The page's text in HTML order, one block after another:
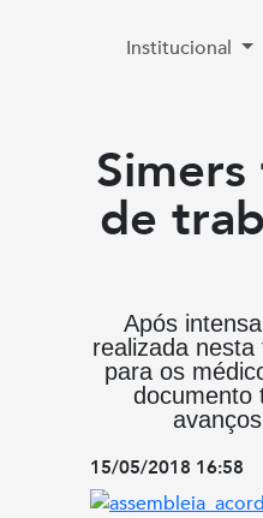
Institucional
de
Após
realizada
para os
documento
15/05/2018 16:58